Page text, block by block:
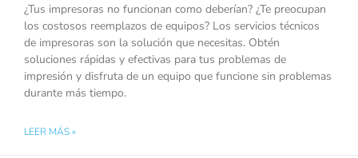
¿Tus impresoras no funcionan como deberían? ¿Te preocupan
los costosos reemplazos de equipos? Los servicios técnicos
de impresoras son la solución que necesitas. Obtén
soluciones rápidas y efectivas para tus problemas de
impresión y disfruta de un equipo que funcione sin problemas
durante más tiempo.
LEER MÁS »